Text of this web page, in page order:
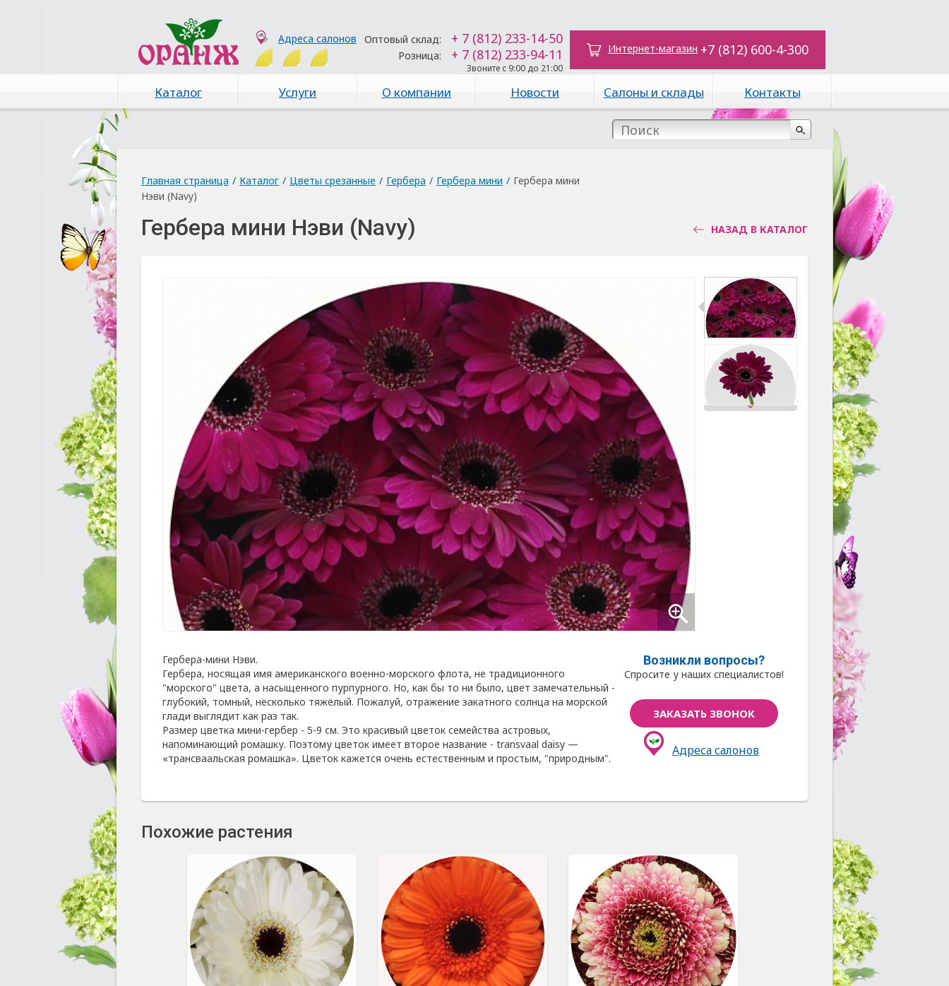
Адреса салонов Оптовый склад: + 7 (812) 233-14-50
Розница: + 7 (812) 233-94-11
Звоните с 9:00 до 21:00
Интернет-магазин +7 (812) 600-4-300
Каталог Услуги О компании Новости Салоны и склады Контакты
Главная страница / Каталог / Цветы срезанные / Гербера / Гербера мини / Гербера мини
Нэви (Navy)
Гербера мини Нэви (Navy) НАЗАД В КАТАЛОГ
Гербера-мини Нэви.
Гербера, носящая имя американского военно-морского флота, не традиционного
"морского" цвета, а насыщенного пурпурного. Но, как бы то ни было, цвет замечательный -
глубокий, томный, несколько тяжёлый. Пожалуй, отражение закатного солнца на морской
глади выглядит как раз так.
Размер цветка мини-гербер - 5-9 см. Это красивый цветок семейства астровых,
напоминающий ромашку. Поэтому цветок имеет второе название - transvaal daisy —
«трансваальская ромашка». Цветок кажется очень естественным и простым, "природным".
Возникли вопросы?
Спросите у наших специалистов!
ЗАКАЗАТЬ ЗВОНОК
Адреса салонов
Похожие растения